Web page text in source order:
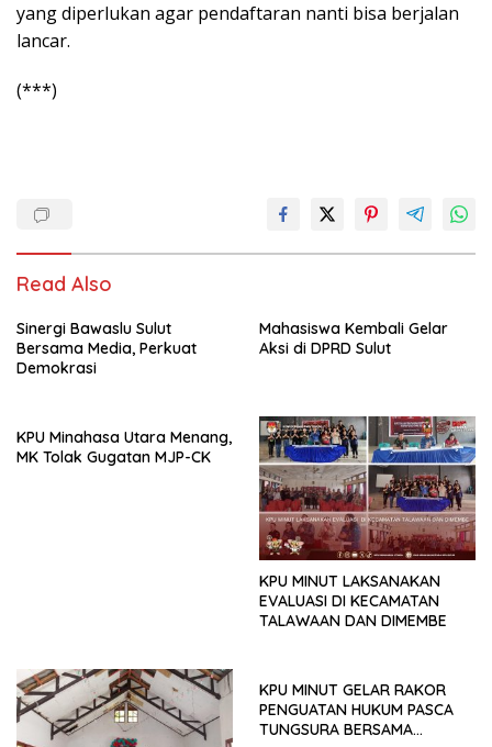
yang diperlukan agar pendaftaran nanti bisa berjalan
lancar.
(***)
Read Also
Sinergi Bawaslu Sulut
Bersama Media, Perkuat
Demokrasi
Mahasiswa Kembali Gelar
Aksi di DPRD Sulut
KPU Minahasa Utara Menang,
MK Tolak Gugatan MJP-CK
KPU MINUT LAKSANAKAN
EVALUASI DI KECAMATAN
TALAWAAN DAN DIMEMBE
KPU MINUT GELAR RAKOR
PENGUATAN HUKUM PASCA
TUNGSURA BERSAMA